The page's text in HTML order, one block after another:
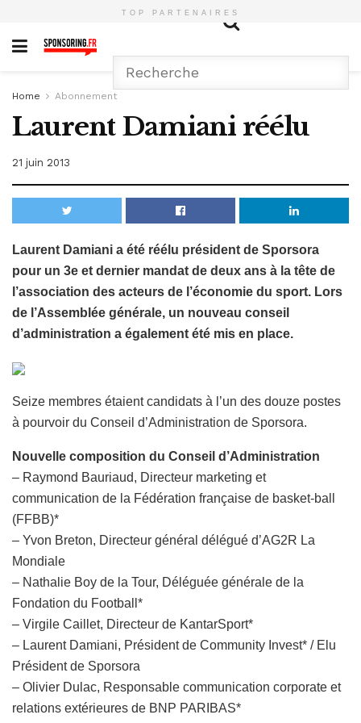
TOP PARTENAIRES
Home Abonnement
Laurent Damiani réélu
21 juin 2013
Laurent Damiani a été réélu président de Sporsora
pour un 3e et dernier mandat de deux ans à la tête de
l’association des acteurs de l’économie du sport. Lors
de l’Assemblée générale, un nouveau conseil
d’administration a également été mis en place.
Seize membres étaient candidats à l’un des douze postes
à pourvoir du Conseil d’Administration de Sporsora.
Nouvelle composition du Conseil d’Administration
– Raymond Bauriaud, Directeur marketing et
communication de la Fédération française de basket-ball
(FFBB)*
– Yvon Breton, Directeur général délégué d’AG2R La
Mondiale
– Nathalie Boy de la Tour, Déléguée générale de la
Fondation du Football*
– Virgile Caillet, Directeur de KantarSport*
– Laurent Damiani, Président de Community Invest* / Elu
Président de Sporsora
– Olivier Dulac, Responsable communication corporate et
relations extérieures de BNP PARIBAS*